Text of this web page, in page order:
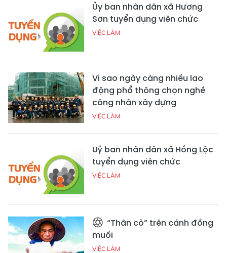
Ủy ban nhân dân xã Hương
Sơn tuyển dụng viên chức
VIỆC LÀM
Vì sao ngày càng nhiều lao
động phổ thông chọn nghề
công nhân xây dựng
VIỆC LÀM
Uỷ ban nhân dân xã Hồng Lộc
tuyển dụng viên chức
VIỆC LÀM
“Thân cò” trên cánh đồng
muối
VIỆC LÀM